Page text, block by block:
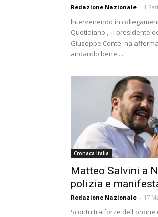
Redazione Nazionale - 1
Intervenendo in
Quotidiano', il presidente
Giuseppe Conte ha
andando bene,...
Cronaca Italia
Matteo Salvini a
polizia e
Redazione Nazionale - 17
Scontri tra forze